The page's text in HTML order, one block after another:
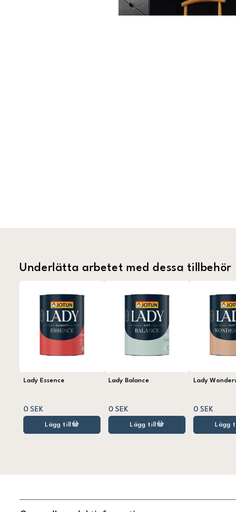
Underlätta arbetet med dessa tillbehör
Lady Essence
0 SEK
Lägg till
Lady Balance
0 SEK
Lägg till
Lady
0 SEK
Lägg